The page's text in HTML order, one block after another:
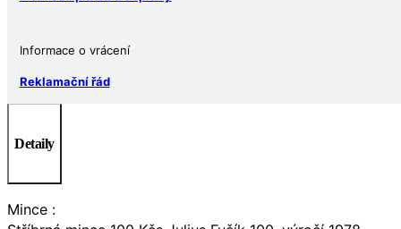
Informace o vrácení
Reklamační řád
Detaily
Mince :